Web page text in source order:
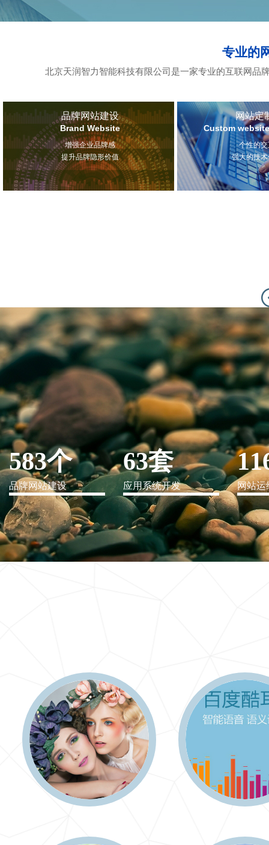
专业的
北京天润智力智能科技有限公司是一家专业的互联网品
品牌网站建设
Brand Website
增强企业品牌感
提升品牌隐形价值
网站定
Custom
个性的
强大的技
IT行业解决方案
信息爆炸时代，信息传递是否做到更新、更全、更
快
583个
品牌网站建设
63套
应用系统开发 网站运